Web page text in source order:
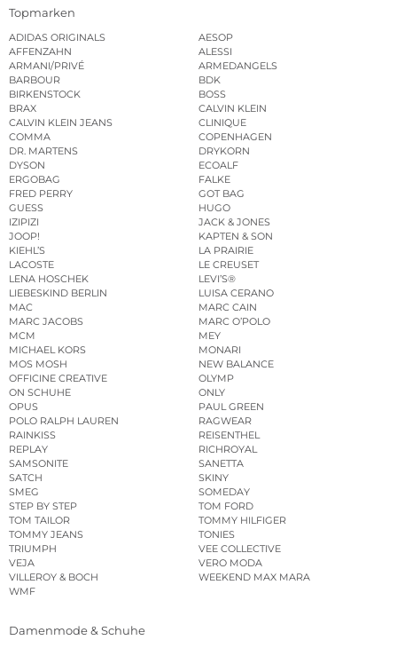
Topmarken
ADIDAS ORIGINALS
AESOP
AFFENZAHN
ALESSI
ARMANI/PRIVÉ
ARMEDANGELS
BARBOUR
BDK
BIRKENSTOCK
BOSS
BRAX
CALVIN KLEIN
CALVIN KLEIN JEANS
CLINIQUE
COMMA
COPENHAGEN
DR. MARTENS
DRYKORN
DYSON
ECOALF
ERGOBAG
FALKE
FRED PERRY
GOT BAG
GUESS
HUGO
IZIPIZI
JACK & JONES
JOOP!
KAPTEN & SON
KIEHL’S
LA PRAIRIE
LACOSTE
LE CREUSET
LENA HOSCHEK
LEVI’S®
LIEBESKIND BERLIN
LUISA CERANO
MAC
MARC CAIN
MARC JACOBS
MARC O’POLO
MCM
MEY
MICHAEL KORS
MONARI
MOS MOSH
NEW BALANCE
OFFICINE CREATIVE
OLYMP
ON SCHUHE
ONLY
OPUS
PAUL GREEN
POLO RALPH LAUREN
RAGWEAR
RAINKISS
REISENTHEL
REPLAY
RICHROYAL
SAMSONITE
SANETTA
SATCH
SKINY
SMEG
SOMEDAY
STEP BY STEP
TOM FORD
TOM TAILOR
TOMMY HILFIGER
TOMMY JEANS
TONIES
TRIUMPH
VEE COLLECTIVE
VEJA
VERO MODA
VILLEROY & BOCH
WEEKEND MAX MARA
WMF
Damenmode & Schuhe